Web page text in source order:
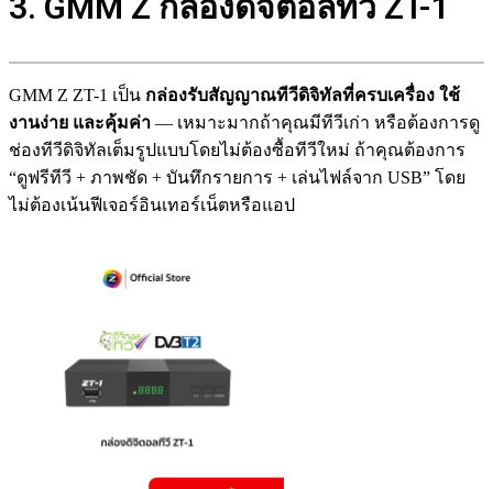
GMM Z ZT-1 เป็น กล่องรับสัญญาณทีวีดิจิทัลที่ครบเครื่อง ใช้
งานง่าย และคุ้มค่า — เหมาะมากถ้าคุณมีทีวีเก่า หรือต้องการดู
ช่องทีวีดิจิทัลเต็มรูปแบบโดยไม่ต้องซื้อทีวีใหม่ ถ้าคุณต้องการ
“ดูฟรีทีวี + ภาพชัด + บันทึกรายการ + เล่นไฟล์จาก USB” โดย
ไม่ต้องเน้นฟีเจอร์อินเทอร์เน็ตหรือแอป